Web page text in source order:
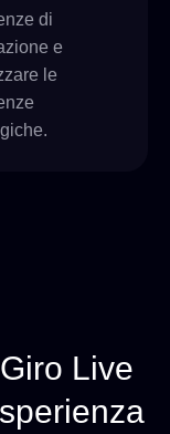
di
e
le
Live